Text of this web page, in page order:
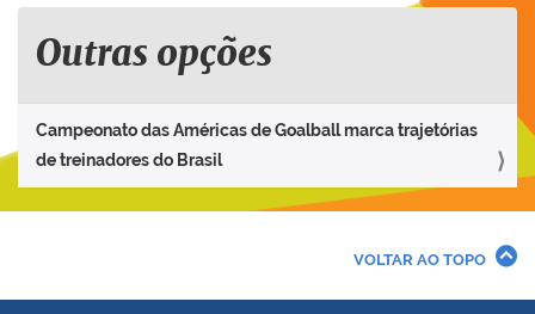
Outras opções
Campeonato das Américas de Goalball marca trajetórias
de treinadores do Brasil
VOLTAR AO TOPO